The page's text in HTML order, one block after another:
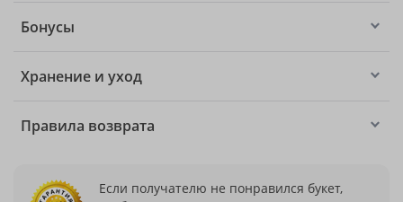
Бонусы
Хранение и уход
Правила возврата
Если получателю не понравился букет,